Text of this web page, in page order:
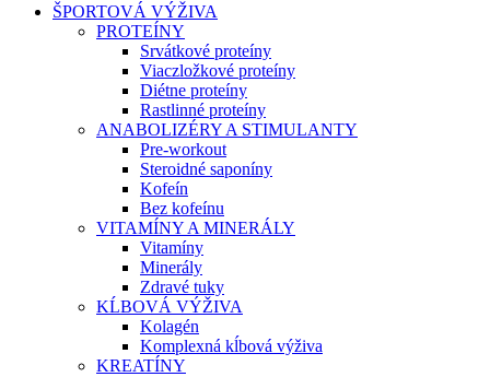
ŠPORTOVÁ VÝŽIVA
PROTEÍNY
Srvátkové proteíny
Viaczložkové proteíny
Diétne proteíny
Rastlinné proteíny
ANABOLIZÉRY A STIMULANTY
Pre-workout
Steroidné saponíny
Kofeín
Bez kofeínu
VITAMÍNY A MINERÁLY
Vitamíny
Minerály
Zdravé tuky
KĹBOVÁ VÝŽIVA
Kolagén
Komplexná kĺbová výživa
KREATÍNY